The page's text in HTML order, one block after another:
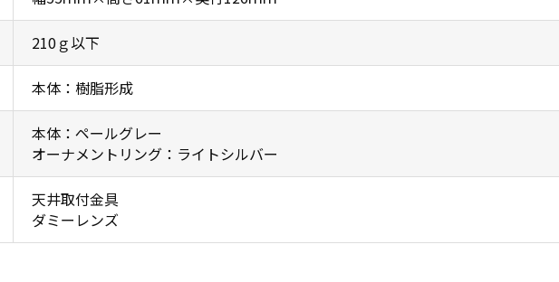
210ｇ以下
本体：樹脂形成
本体：ペールグレー
オーナメントリング：ライトシルバー
天井取付金具
ダミーレンズ